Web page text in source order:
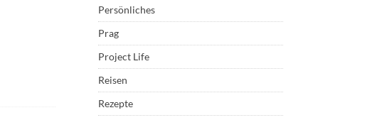
Persönliches
Prag
Project Life
Reisen
Rezepte